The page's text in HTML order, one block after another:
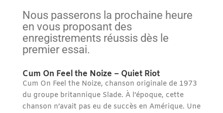
Nous passerons la prochaine heure
en vous proposant des
enregistrements réussis dès le
premier essai.
Cum On Feel the Noize – Quiet Riot
Cum On Feel the Noize, chanson originale de 1973
du groupe britannique Slade. À l’époque, cette
chanson n’avait pas eu de succès en Amérique. Une